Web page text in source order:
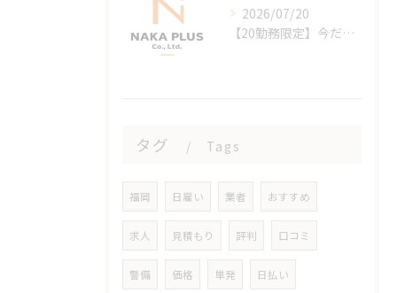
2026/07/20
【20勤務限定】今だけ日給＋1,000円！新しいスタートを全力応!!
タグ Tags
福岡 日雇い 業者 おすすめ
求人 見積もり 評判 口コミ
警備 価格 単発 日払い